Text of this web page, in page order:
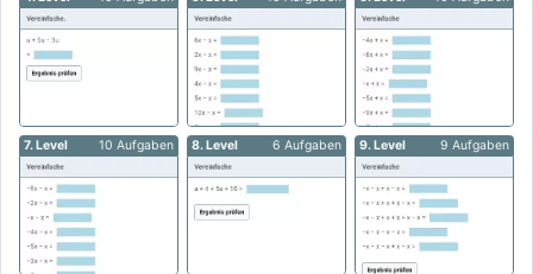
7. Level 10 Aufgaben 8. Level 6 Aufgaben 9. Level 9 Aufgaben